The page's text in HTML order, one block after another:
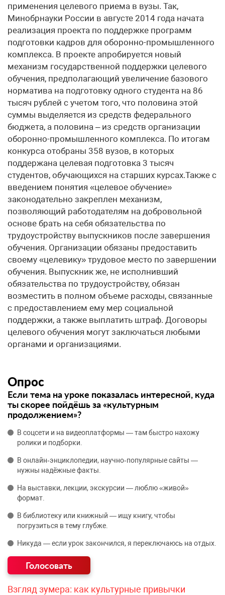
применения целевого приема в вузы. Так,
Минобрнауки России в августе 2014 года начата
реализация проекта по поддержке программ
подготовки кадров для оборонно-промышленного
комплекса. В проекте апробируется новый
механизм государственной поддержки целевого
обучения, предполагающий увеличение базового
норматива на подготовку одного студента на 86
тысяч рублей с учетом того, что половина этой
суммы выделяется из средств федерального
бюджета, а половина – из средств организации
оборонно-промышленного комплекса. По итогам
конкурса отобраны 358 вузов, в которых
поддержана целевая подготовка 3 тысяч
студентов, обучающихся на старших курсах.Также с
введением понятия «целевое обучение»
законодательно закреплен механизм,
позволяющий работодателям на добровольной
основе брать на себя обязательства по
трудоустройству выпускников после завершения
обучения. Организации обязаны предоставить
своему «целевику» трудовое место по завершении
обучения. Выпускник же, не исполнивший
обязательства по трудоустройству, обязан
возместить в полном объеме расходы, связанные
с предоставлением ему мер социальной
поддержки, а также выплатить штраф. Договоры
целевого обучения могут заключаться любыми
органами и организациями.
Опрос
Если тема на уроке показалась интересной, куда
ты скорее пойдёшь за «культурным
продолжением»?
В соцсети и на видеоплатформы — там быстро нахожу
ролики и подборки.
В онлайн‑энциклопедии, научно‑популярные сайты —
нужны надёжные факты.
На выставки, лекции, экскурсии — люблю «живой»
формат.
В библиотеку или книжный — ищу книгу, чтобы
погрузиться в тему глубже.
Никуда — если урок закончился, я переключаюсь на отдых.
Взгляд зумера: как культурные привычки